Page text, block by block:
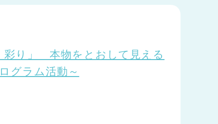
り」 本物をとおして見える
グラム活動～